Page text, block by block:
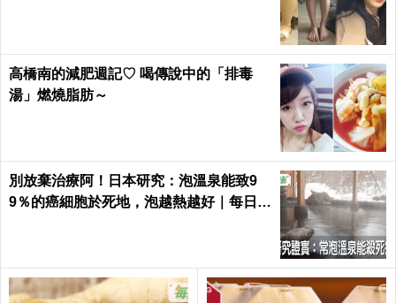
高橋南的減肥週記♡ 喝傳說中的「排毒
湯」燃燒脂肪～
別放棄治療阿！日本研究：泡溫泉能致9
9％的癌細胞於死地，泡越熱越好｜每日健